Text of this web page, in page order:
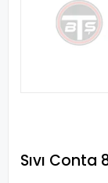
Sıvı